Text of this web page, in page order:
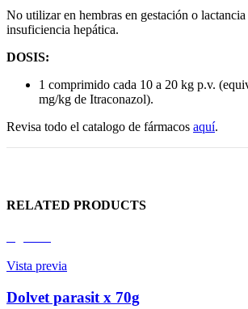
No utilizar en hembras en gestación o
insuficiencia hepática.
DOSIS:
1 comprimido cada 10 a 20 kg p.v.
mg/kg de Itraconazol).
Revisa todo el catalogo de fármacos aquí.
RELATED PRODUCTS
Vista previa
Dolvet parasit x 70g